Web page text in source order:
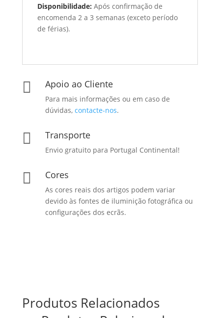
Disponibilidade: Após confirmação de
encomenda 2 a 3 semanas (exceto período
de férias).
 Apoio ao Cliente
Para mais informações ou em caso de
dúvidas, contacte-nos.
 Transporte
Envio gratuito para Portugal Continental!
 Cores
As cores reais dos artigos podem variar
devido às fontes de iluminição fotográfica ou
configurações dos ecrãs.
Produtos Relacionados